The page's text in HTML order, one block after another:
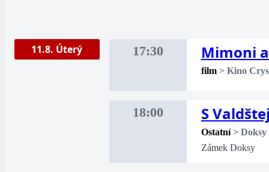
11.8. Úterý 17:30 Mimoni
film > Kino
18:00 S
Ostatní > Doksy
Zámek Doksy